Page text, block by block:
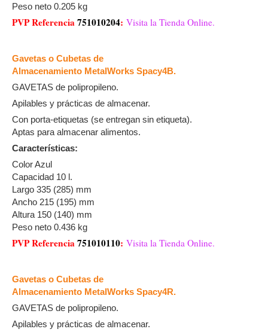
Peso neto 0.205 kg
PVP Referencia751010204: Visita la Tienda Online.
Gavetas o Cubetas de
Almacenamiento MetalWorks Spacy4B.
GAVETAS de polipropileno.
Apilables y prácticas de almacenar.
Con porta-etiquetas (se entregan sin etiqueta).
Aptas para almacenar alimentos.
Características:
Color Azul
Capacidad 10 l.
Largo 335 (285) mm
Ancho 215 (195) mm
Altura 150 (140) mm
Peso neto 0.436 kg
PVP Referencia751010110: Visita la Tienda Online.
Gavetas o Cubetas de
Almacenamiento MetalWorks Spacy4R.
GAVETAS de polipropileno.
Apilables y prácticas de almacenar.